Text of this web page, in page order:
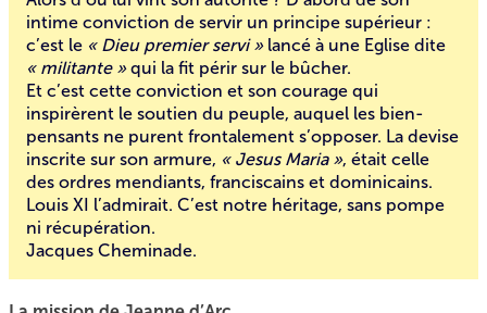
intime conviction de servir un principe supérieur :
c’est le « Dieu premier servi »lancé à une Eglise dite
« militante »qui la fit périr sur le bûcher.
Et c’est cette conviction et son courage qui
inspirèrent le soutien du peuple, auquel les bien-
pensants ne purent frontalement s’opposer. La devise
inscrite sur son armure, « Jesus Maria », était celle
des ordres mendiants, franciscains et dominicains.
Louis XI l’admirait. C’est notre héritage, sans pompe
ni récupération.
Jacques Cheminade.